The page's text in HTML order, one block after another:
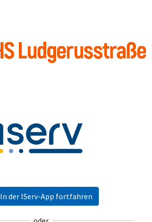
In der IServ-App fortfahren